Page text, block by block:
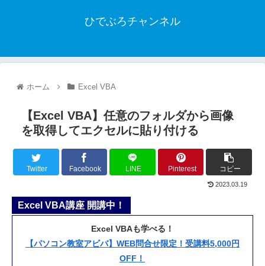
ひでぶろチャンネル
ホーム Excel VBA
【Excel VBA】任意のフォルダから画像
を取得してエクセルに貼り付ける
Twitter Facebook LINE Pinterest コピー
2023.03.19
Excel VBA講座 開講中！
Excel VBAも学べる！
【パソコン教室アビバ】WEB問合せ限定！受講料5,000円
OFF！